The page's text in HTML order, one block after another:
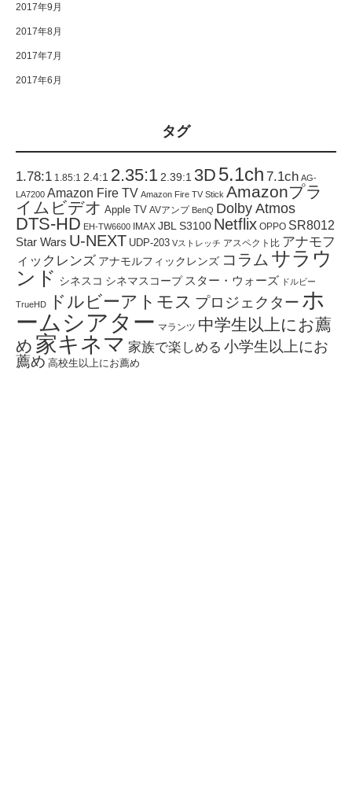
2017年9月
2017年8月
2017年7月
2017年6月
タグ
1.78:1 1.85:1 2.4:1 2.35:1 2.39:1 3D 5.1ch 7.1ch AG-
LA7200 Amazon Fire TV Amazon Fire TV Stick Amazonプラ
イムビデオ Apple TV AVアンプ BenQ Dolby Atmos
DTS-HD EH-TW6600 IMAX JBL S3100 Netflix OPPO SR8012
Star Wars U-NEXT UDP-203 Vストレッチ アスペクト比 アナモフ
ィックレンズ アナモルフィックレンズ コラム サラウ
ンド シネスコ シネマスコープ スター・ウォーズ ドルビー
TrueHD ドルビーアトモス プロジェクター ホ
ームシアター マランツ 中学生以上にお薦
め 家キネマ 家族で楽しめる 小学生以上にお
薦め 高校生以上にお薦め